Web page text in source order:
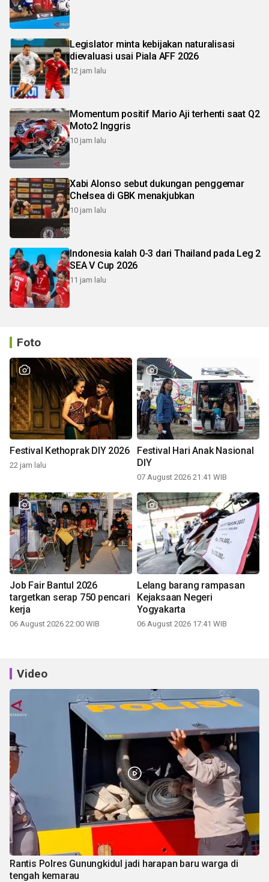
Legislator minta kebijakan naturalisasi
dievaluasi usai Piala AFF 2026
12 jam lalu
Momentum positif Mario Aji terhenti saat Q2
Moto2 Inggris
10 jam lalu
Xabi Alonso sebut dukungan penggemar
Chelsea di GBK menakjubkan
10 jam lalu
Indonesia kalah 0-3 dari Thailand pada Leg 2
SEA V Cup 2026
11 jam lalu
Foto
Festival Kethoprak DIY 2026
22 jam lalu
Festival Hari Anak Nasional
DIY
07 August 2026 21:41 WIB
Job Fair Bantul 2026
targetkan serap 750 pencari
kerja
06 August 2026 22:00 WIB
Lelang barang rampasan
Kejaksaan Negeri
Yogyakarta
06 August 2026 17:41 WIB
Video
Rantis Polres Gunungkidul jadi harapan baru warga di
tengah kemarau